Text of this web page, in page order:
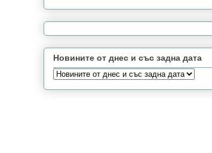
Новините от днес и със задна дата